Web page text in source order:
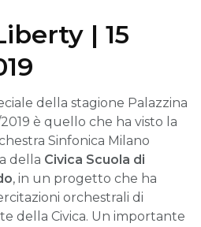
| 15
della stagione Palazzina
è quello che ha visto la
Sinfonica Milano
della Civica Scuola di
, in un progetto che ha
orchestrali di
della Civica. Un importante